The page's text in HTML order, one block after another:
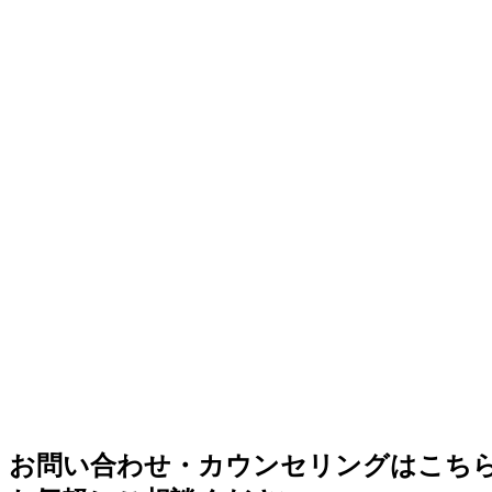
お問い合わせ・カウンセリングはこち